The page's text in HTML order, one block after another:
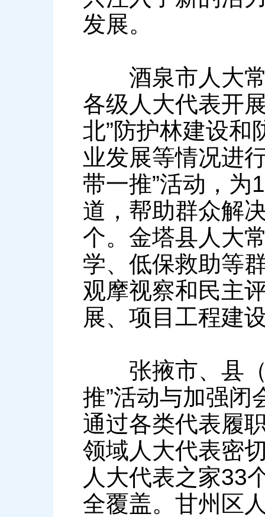
发展。
酒泉市人大常
各级人大代表开
北”防护林建设和
业发展等情况进
带一推”活动，为
道，帮助群众解
个。金塔县人大
学、低保救助等
观摩视察和民主
展、项目工程建
张掖市、县（
推”活动与加强闭
通过各类代表履
领域人大代表密
人大代表之家33
全覆盖。甘州区